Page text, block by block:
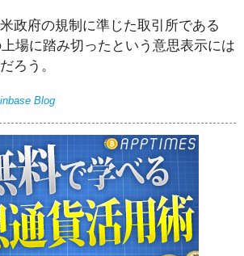
政府の規制に準じた取引所である
場に踏み切ったという意思表示には
ろう。
Blog